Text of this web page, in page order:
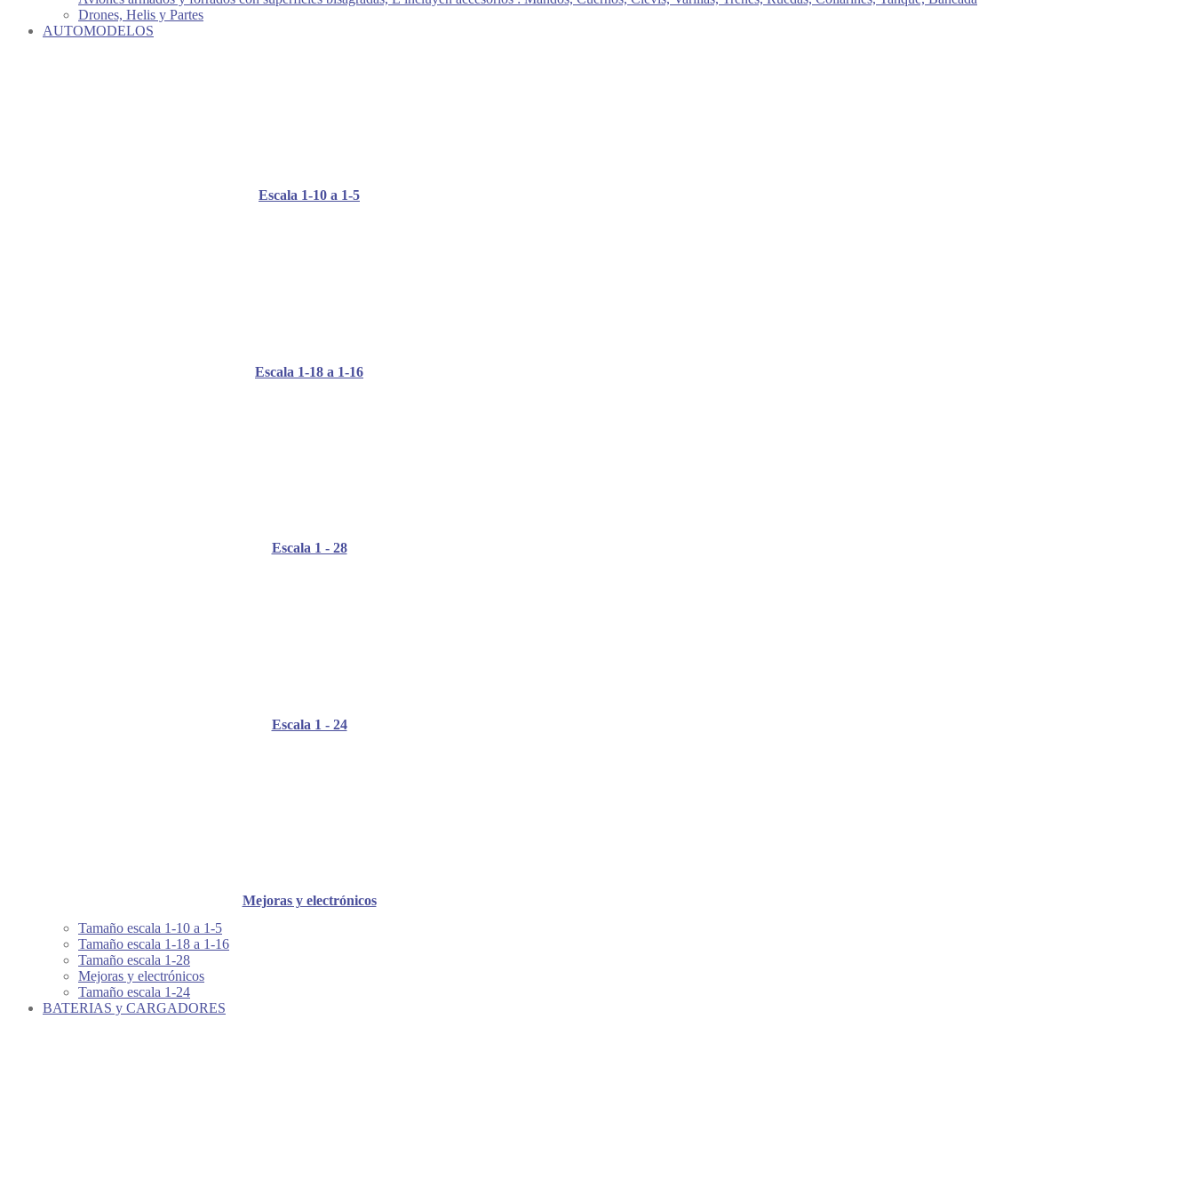
Drones, Helis y Partes
AUTOMODELOS
Escala 1-10 a 1-5
Escala 1-18 a 1-16
Escala 1 - 28
Escala 1 - 24
Mejoras y electrónicos
Tamaño escala 1-10 a 1-5
Tamaño escala 1-18 a 1-16
Tamaño escala 1-28
Mejoras y electrónicos
Tamaño escala 1-24
BATERIAS y CARGADORES